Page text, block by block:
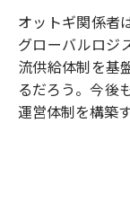
オットギ関係者
グローバルロジ
流供給体制を基
るだろう。今後
運営体制を構築